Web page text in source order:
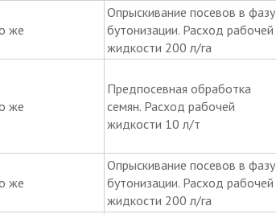
же
Опрыскивание посевов в фазу
бутонизации. Расход рабочей
жидкости 200 л/га
же
Предпосевная обработка
семян. Расход рабочей
жидкости 10 л/т
же
Опрыскивание посевов в фазу
бутонизации. Расход рабочей
жидкости 200 л/га